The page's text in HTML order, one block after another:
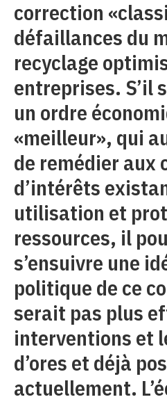
correction
défaillances du
recyclage
entreprises. S’il
un ordre
«meilleur», qui
de remédier aux
d’intérêts
utilisation et
ressources, il
s’ensuivre une
politique de ce
serait pas plus
interventions et
d’ores et déjà
actuellement.